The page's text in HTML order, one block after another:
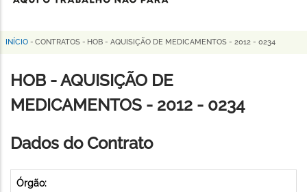
Horizonte
Trilha
de
navegação
INÍCIO - CONTRATOS - HOB - AQUISIÇÃO DE MEDICAMENTOS - 2012 - 0234
HOB - AQUISIÇÃO DE
MEDICAMENTOS - 2012 - 0234
Dados do Contrato
Órgão: